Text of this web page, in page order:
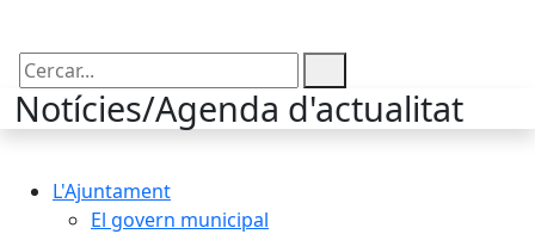
Cercar:
Notícies/Agenda d'actualitat
L'Ajuntament
El govern municipal